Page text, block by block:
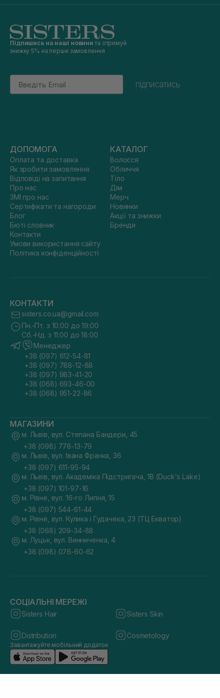
Підпишись на наші новини та отримуй
знижку 5% на перше замовлення
Email
підписатись
ДОПОМОГА
Оплата та доставка
Як зробити замовлення
Відповіді на запитання
Про нас
ЗМІ про нас
Сертифікати та нагороди
Блог
Бюті словник
Контакти
Умови використання сайту
Політика конфіденційності
КАТАЛОГ
Волосся
Обличчя
Тіло
Дім
Мерч
Новинки
Акції та знижки
Бренди
КОНТАКТИ
sisters.co.ua@gmail.com
Пн.-Пт. з 10:00 до 19:00
Сб.-Нд. з 11:00 до 18:00
Менеджер
+38 (097) 612-54-81
+38 (097) 788-12-88
+38 (097) 983-41-20
+38 (068) 693-46-00
+38 (068) 951-22-86
МАГАЗИНИ
м. Львів, вул. Степана Бандери, 45
+38 (098) 778-13-79
м. Львів, вул. Івана Франка, 36
+38 (097) 611-95-94
м. Львів, вул. Академіка Підстригача, 1В (Duck's Lake)
+38 (097) 101-97-16
м. Рівне, вул. 16-го Липня, 15
+38 (097) 544-61-44
м. Рівне, вул. Кулика і Гудачека, 23 (ТЦ Екватор)
+38 (068) 209-34-88
м. Луцьк, вул. Винниченка, 4
+38 (098) 076-60-62
СОЦІАЛЬНІ МЕРЕЖІ
Sisters Hair Sisters Skin
Distribution Cosmetology
Завантажуйте мобільний додаток